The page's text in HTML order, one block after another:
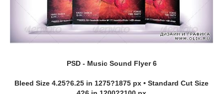
PSD - Music Sound Flyer 6
Bleed Size 4.25?6.25 in 1275?1875 px • Standard Cut Size